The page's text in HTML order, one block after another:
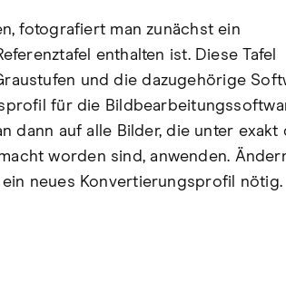
fotografiert man zunächst ein
enthalten ist. Diese Tafel
und die dazugehörige
für die
dann auf alle Bilder, die unter exakt
worden sind, anwenden.
neues Konvertierungsprofil nötig.